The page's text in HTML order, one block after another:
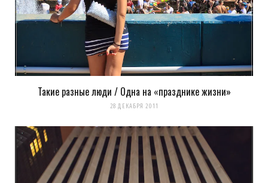
Такие разные люди / Одна на «празднике жизни»
28 ДЕКАБРЯ 2011